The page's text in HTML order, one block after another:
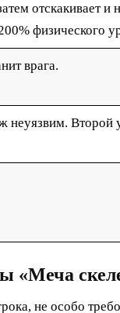
отскакивает и
физического
врага.
неуязвим. Второй
«Меча
не особо